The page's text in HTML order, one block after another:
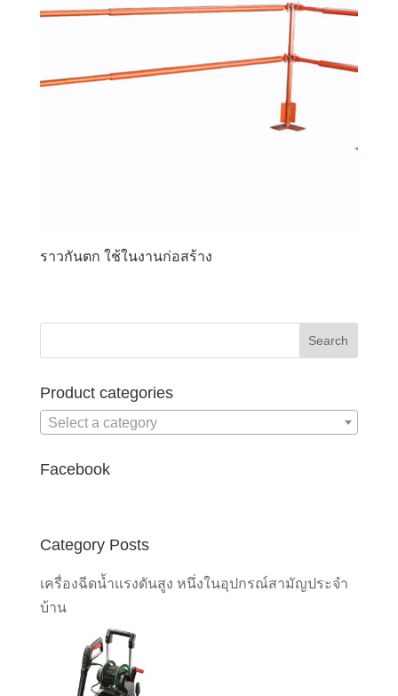
ราวกันตก ใช้ในงานก่อสร้าง
Product categories
Select a category
Facebook
Category Posts
เครื่องฉีดน้ำแรงดันสูง หนึ่งในอุปกรณ์สามัญประจำ
บ้าน